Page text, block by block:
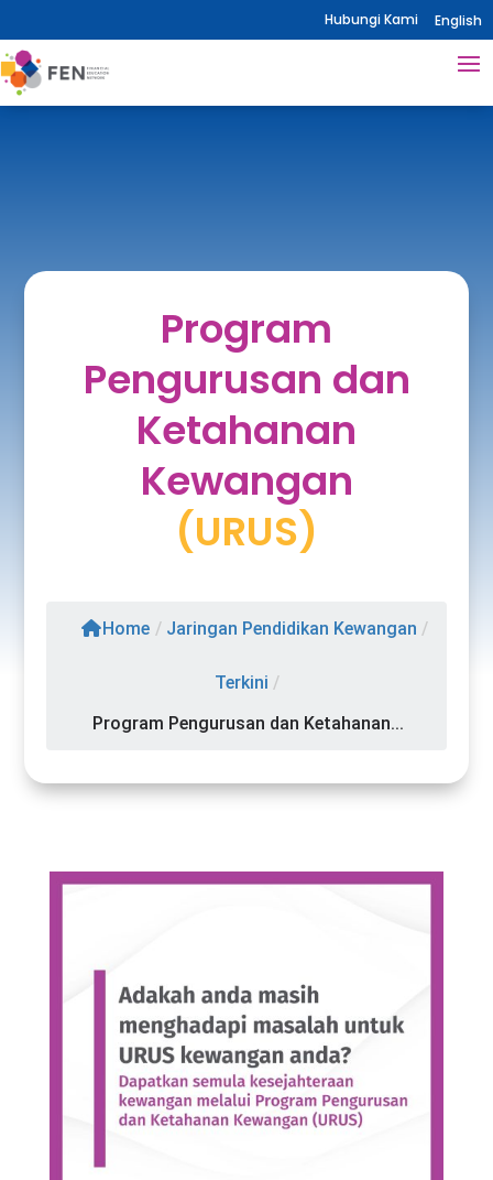
Hubungi Kami English
Program
Pengurusan dan
Ketahanan
Kewangan
(URUS)
Home / Jaringan Pendidikan Kewangan /
Terkini /
Program Pengurusan dan Ketahanan...